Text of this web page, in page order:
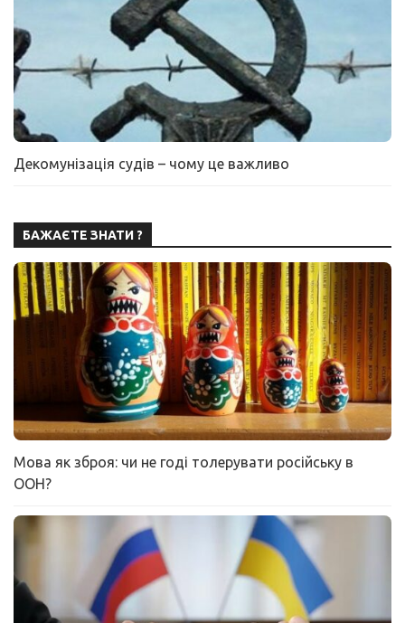
Декомунізація судів – чому це важливо
БАЖАЄТЕ ЗНАТИ ?
Мова як зброя: чи не годі толерувати російську в
ООН?